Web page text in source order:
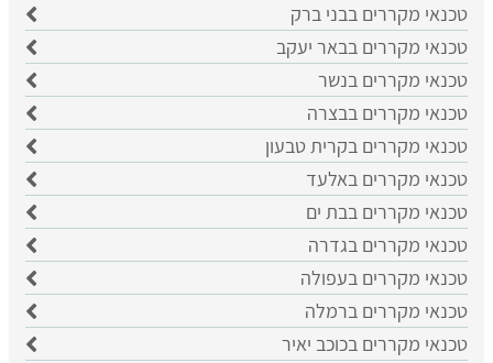
טכנאי מקררים בבני ברק
טכנאי מקררים בבאר יעקב
טכנאי מקררים בנשר
טכנאי מקררים בבצרה
טכנאי מקררים בקרית טבעון
טכנאי מקררים באלעד
טכנאי מקררים בבת ים
טכנאי מקררים בגדרה
טכנאי מקררים בעפולה
טכנאי מקררים ברמלה
טכנאי מקררים בכוכב יאיר